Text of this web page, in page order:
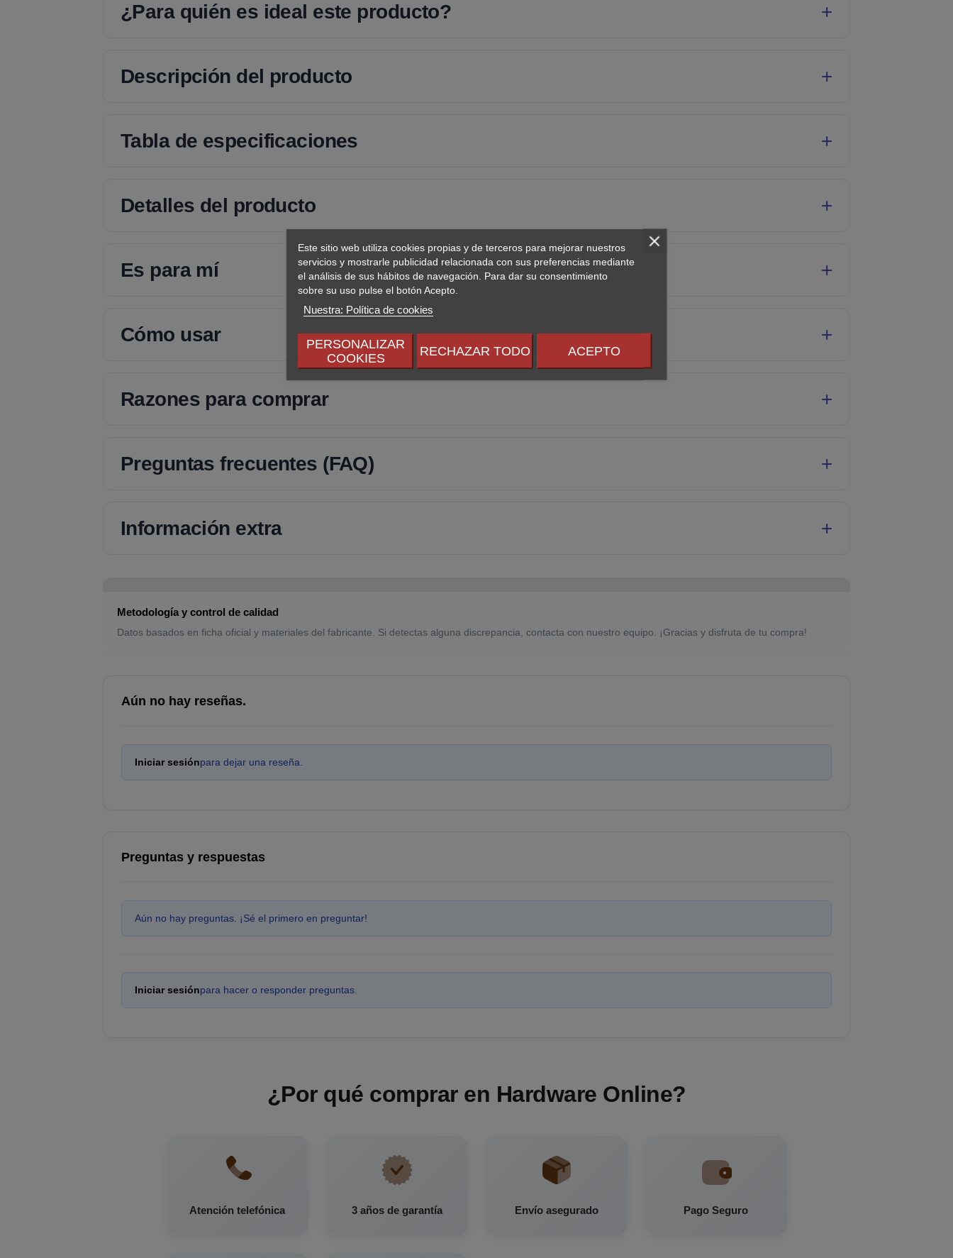
Este sitio web utiliza cookies propias y de terceros para mejorar nuestros
servicios y mostrarle publicidad relacionada con sus preferencias mediante
el análisis de sus hábitos de navegación. Para dar su consentimiento
sobre su uso pulse el botón Acepto.
Nuestra: Política de cookies
PERSONALIZAR
COOKIES
RECHAZAR TODO ACEPTO
¿Para quién es ideal este producto?
Descripción del producto
Tabla de especificaciones
Detalles del producto
Es para mí
Cómo usar
Razones para comprar
Preguntas frecuentes (FAQ)
Información extra
Metodología y control de calidad
Datos basados en ficha oficial y materiales del fabricante. Si detectas alguna discrepancia, contacta con nuestro equipo. ¡Gracias y disfruta de tu compra!
Aún no hay reseñas.
Iniciar sesiónpara dejar una reseña.
Preguntas y respuestas
Aún no hay preguntas. ¡Sé el primero en preguntar!
Iniciar sesiónpara hacer o responder preguntas.
¿Por qué comprar en Hardware Online?
Atención telefónica 3 años de garantía Envío asegurado Pago Seguro